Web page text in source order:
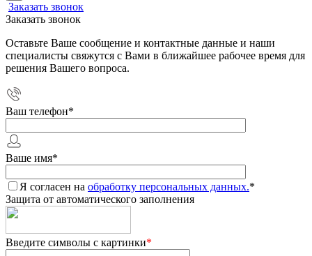
Заказать звонок
Заказать звонок
Оставьте Ваше сообщение и контактные данные и наши
специалисты свяжутся с Вами в ближайшее рабочее время для
решения Вашего вопроса.
Ваш телефон*
Ваше имя*
Я согласен на обработку персональных данных.*
Защита от автоматического заполнения
Введите символы с картинки*